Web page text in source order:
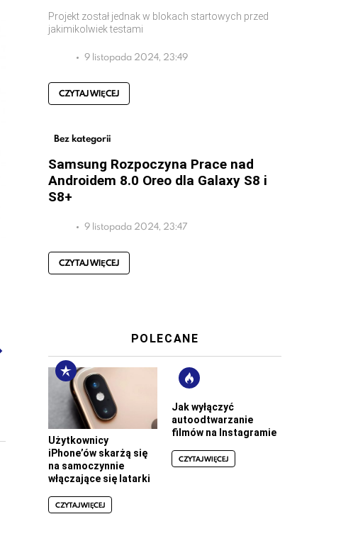
Projekt został jednak w blokach startowych przed
jakimikolwiek testami
9 listopada 2024, 23:49
CZYTAJ WIĘCEJ
Bez kategorii
Samsung Rozpoczyna Prace nad
Androidem 8.0 Oreo dla Galaxy S8 i
S8+
9 listopada 2024, 23:47
CZYTAJ WIĘCEJ
POLECANE
Użytkownicy
iPhone’ów skarżą się
na samoczynnie
włączające się latarki
CZYTAJ WIĘCEJ
Jak wyłączyć
autoodtwarzanie
filmów na Instagramie
CZYTAJ WIĘCEJ